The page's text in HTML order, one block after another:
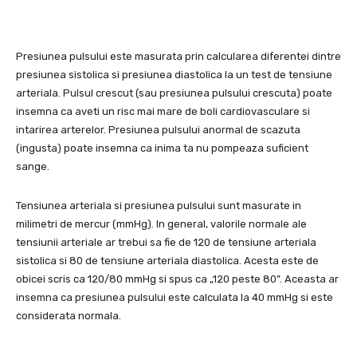
Presiunea pulsului este masurata prin calcularea diferentei dintre
presiunea sistolica si presiunea diastolica la un test de tensiune
arteriala. Pulsul crescut (sau presiunea pulsului crescuta) poate
insemna ca aveti un risc mai mare de boli cardiovasculare si
intarirea arterelor. Presiunea pulsului anormal de scazuta
(ingusta) poate insemna ca inima ta nu pompeaza suficient
sange.
Tensiunea arteriala si presiunea pulsului sunt masurate in
milimetri de mercur (mmHg). In general, valorile normale ale
tensiunii arteriale ar trebui sa fie de 120 de tensiune arteriala
sistolica si 80 de tensiune arteriala diastolica. Acesta este de
obicei scris ca 120/80 mmHg si spus ca „120 peste 80”. Aceasta ar
insemna ca presiunea pulsului este calculata la 40 mmHg si este
considerata normala.